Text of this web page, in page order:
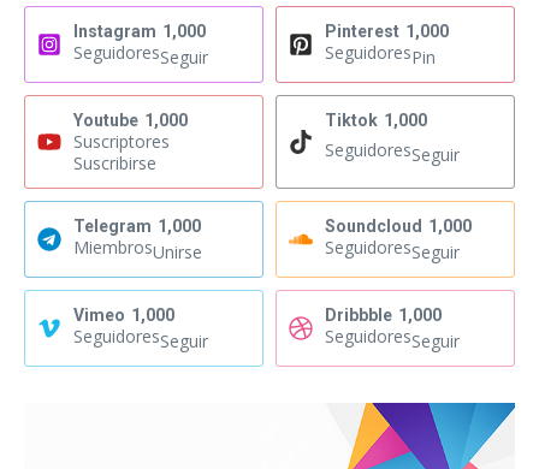
Instagram 1,000
SeguidoresSeguir
Pinterest 1,000
SeguidoresPin
Youtube 1,000
Suscriptores
Suscribirse
Tiktok 1,000
SeguidoresSeguir
Telegram 1,000
MiembrosUnirse
Soundcloud 1,000
SeguidoresSeguir
Vimeo 1,000
SeguidoresSeguir
Dribbble 1,000
SeguidoresSeguir